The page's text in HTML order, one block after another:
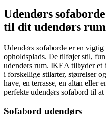
Udendørs
til dit udendørs rum
Udendørs sofaborde er en
opholdsplads. De tilføjer stil,
udendørs rum. IKEA tilbyder et
i forskellige stilarter, størrelser
have, en terrasse, en altan eller
perfekte udendørs sofabord til
Sofabord udendørs